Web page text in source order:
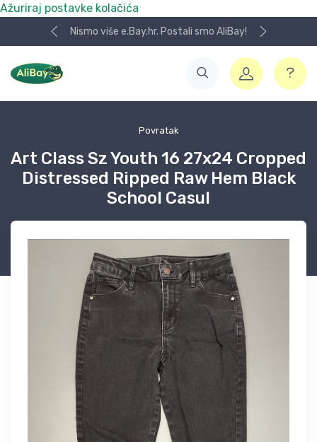
Ažuriraj postavke kolačića
Nismo više e.Bay.hr. Postali smo AliBay!
Povratak
Art Class Sz Youth 16 27x24 Cropped
Distressed Ripped Raw Hem Black
School Casul